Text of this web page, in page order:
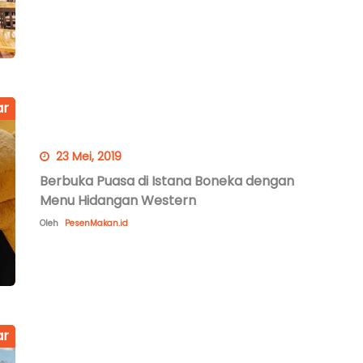
23 Mei, 2019
Berbuka Puasa di Istana Boneka dengan
Menu Hidangan Western
Oleh PesenMakan.id